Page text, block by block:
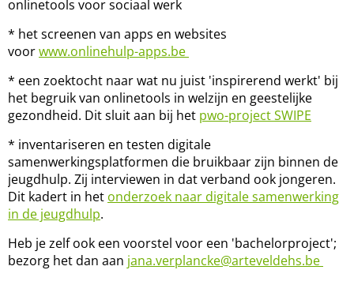
onlinetools voor sociaal werk
* het screenen van apps en websites
voorwww.onlinehulp-apps.be
* een zoektocht naar wat nu juist 'inspirerend werkt' bij
het begruik van onlinetools in welzijn en geestelijke
gezondheid. Dit sluit aan bij het pwo-project SWIPE
* inventariseren en testen digitale
samenwerkingsplatformen die bruikbaar zijn binnen de
jeugdhulp. Zij interviewen in dat verband ook jongeren.
Dit kadert in het onderzoek naar digitale samenwerking
in de jeugdhulp.
Heb je zelf ook een voorstel voor een 'bachelorproject';
bezorg het dan aan jana.verplancke@arteveldehs.be